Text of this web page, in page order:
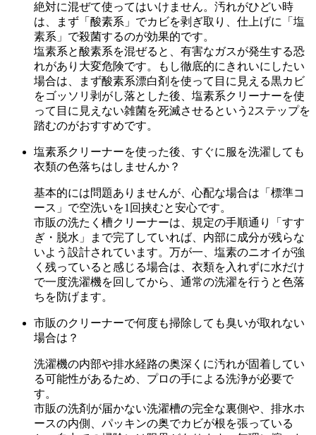
絶対に混ぜて使ってはいけません。汚れがひどい時
は、まず「酸素系」でカビを剥ぎ取り、仕上げに「塩
素系」で殺菌するのが効果的です。
塩素系と酸素系を混ぜると、有害なガスが発生する恐
れがあり大変危険です。もし徹底的にきれいにしたい
場合は、まず酸素系漂白剤を使って目に見える黒カビ
をゴッソリ剥がし落とした後、塩素系クリーナーを使
って目に見えない雑菌を死滅させるという2ステップを
踏むのがおすすめです。
塩素系クリーナーを使った後、すぐに服を洗濯しても
衣類の色落ちはしませんか？
基本的には問題ありませんが、心配な場合は「標準コ
ース」で空洗いを1回挟むと安心です。
市販の洗たく槽クリーナーは、規定の手順通り「すす
ぎ・脱水」まで完了していれば、内部に成分が残らな
いよう設計されています。万が一、塩素のニオイが強
く残っていると感じる場合は、衣類を入れずに水だけ
で一度洗濯機を回してから、通常の洗濯を行うと色落
ちを防げます。
市販のクリーナーで何度も掃除しても臭いが取れない
場合は？
洗濯機の内部や排水経路の奥深くに汚れが固着してい
る可能性があるため、プロの手による洗浄が必要で
す。
市販の洗剤が届かない洗濯槽の完全な裏側や、排水ホ
ースの内側、パッキンの奥でカビが根を張っている